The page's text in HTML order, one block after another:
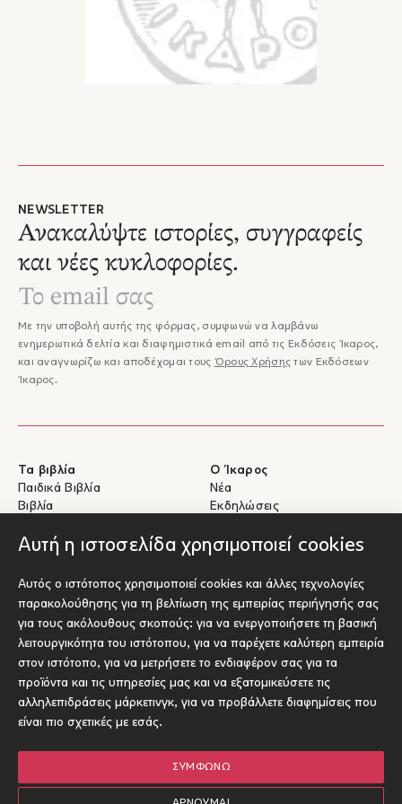
Αυτή η ιστοσελίδα χρησιμοποιεί cookies
Αυτός ο ιστότοπος χρησιμοποιεί cookies και άλλες τεχνολογίες
παρακολούθησης για τη βελτίωση της εμπειρίας περιήγησής σας
για τους ακόλουθους σκοπούς: για να ενεργοποιήσετε τη βασική
λειτουργικότητα του ιστότοπου, για να παρέχετε καλύτερη εμπειρία
στον ιστότοπο, για να μετρήσετε το ενδιαφέρον σας για τα
προϊόντα και τις υπηρεσίες μας και να εξατομικεύσετε τις
αλληλεπιδράσεις μάρκετινγκ, για να προβάλλετε διαφημίσεις που
είναι πιο σχετικές με εσάς.
ΣΥΜΦΩΝΏ
NEWSLETTER
Ανακαλύψτε ιστορίες, συγγραφείς
και νέες κυκλοφορίες.
Με την υποβολή αυτής της φόρμας, συμφωνώ να λαμβάνω
ενημερωτικά δελτία και διαφημιστικά email από τις Εκδόσεις Ίκαρος,
και αναγνωρίζω και αποδέχομαι τους Όρους Χρήσης των Εκδόσεων
Ίκαρος.
Τα βιβλία
Παιδικά Βιβλία
Βιβλία
Ο Ίκαρος
Νέα
Εκδηλώσεις
Βοήθεια
Αποστολές & Επιστροφές
Πληρωμές & Ασφάλεια
Σχετικά με τα eBooks
Επικοινωνία
Για Συγγραφείς
Υποβολή έργου προς έκδοση
Socials